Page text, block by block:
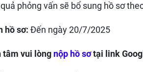
phỏng vấn sẽ bổ sung hồ sơ
hồ sơ: Đến ngày 20/7/2025
tâm vui lòng nộp hồ sơtại link